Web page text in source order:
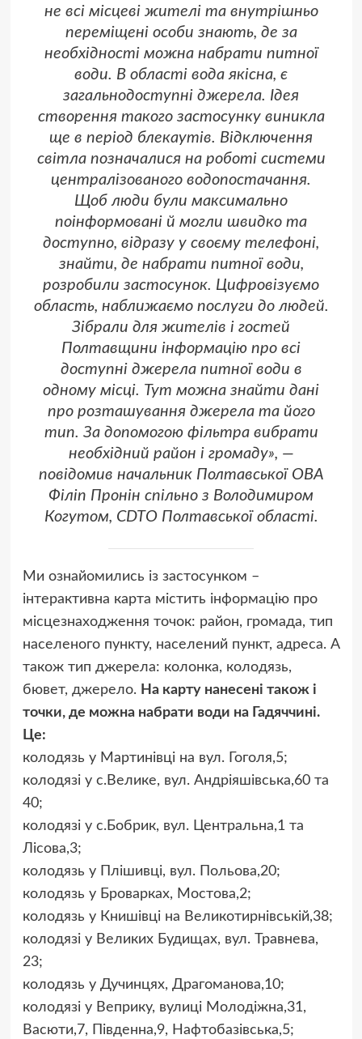
не всі місцеві жителі та внутрішньо
переміщені особи знають, де за
необхідності можна набрати питної
води. В області вода якісна, є
загальнодоступні джерела. Ідея
створення такого застосунку виникла
ще в період блекаутів. Відключення
світла позначалися на роботі системи
централізованого водопостачання.
Щоб люди були максимально
поінформовані й могли швидко та
доступно, відразу у своєму телефоні,
знайти, де набрати питної води,
розробили застосунок. Цифровізуємо
область, наближаємо послуги до людей.
Зібрали для жителів і гостей
Полтавщини інформацію про всі
доступні джерела питної води в
одному місці. Тут можна знайти дані
про розташування джерела та його
тип. За допомогою фільтра вибрати
необхідний район і громаду», —
повідомив начальник Полтавської ОВА
Філіп Пронін спільно з Володимиром
Когутом, CDTO Полтавської області.
Ми ознайомились із застосунком –
інтерактивна карта містить інформацію про
місцезнаходження точок: район, громада, тип
населеного пункту, населений пункт, адреса. А
також тип джерела: колонка, колодязь,
бювет, джерело. На карту нанесені також і
точки, де можна набрати води на Гадяччині.
Це:
колодязь у Мартинівці на вул. Гоголя,5;
колодязі у с.Велике, вул. Андріяшівська,60 та
40;
колодязі у с.Бобрик, вул. Центральна,1 та
Лісова,3;
колодязь у Плішивці, вул. Польова,20;
колодязь у Броварках, Мостова,2;
колодязь у Книшівці на Великотирнівській,38;
колодязі у Великих Будищах, вул. Травнева,
23;
колодязь у Дучинцях, Драгоманова,10;
колодязі у Веприку, вулиці Молодіжна,31,
Васюти,7, Південна,9, Нафтобазівська,5;